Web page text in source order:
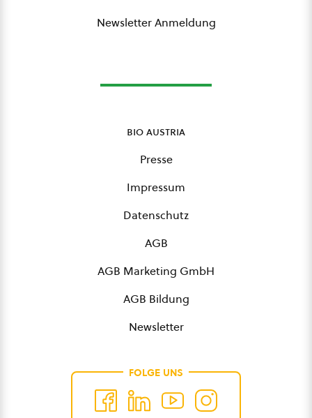
Newsletter Anmeldung
bio austria
Presse
Impressum
Datenschutz
AGB
AGB Marketing GmbH
AGB Bildung
Newsletter
FOLGE UNS